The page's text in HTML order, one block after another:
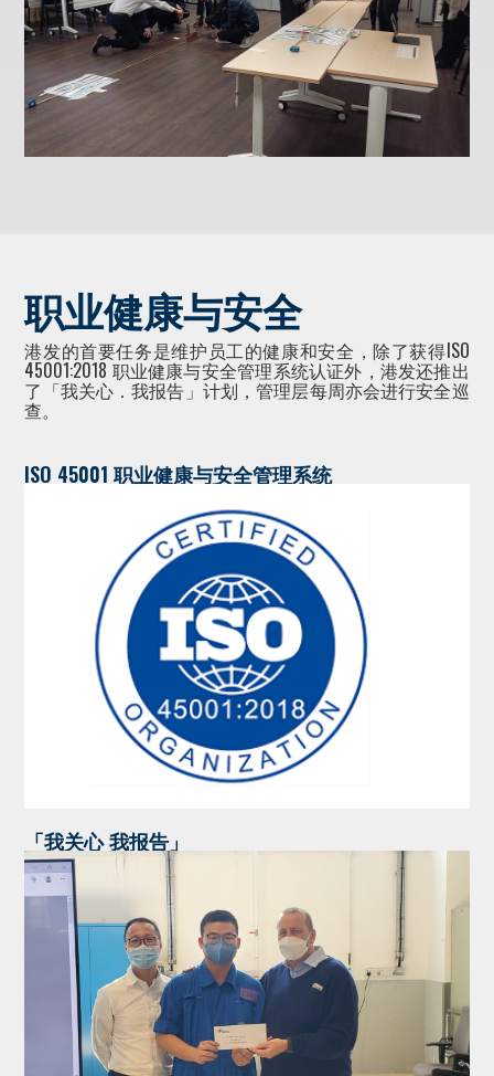
职业健康与安全
港发的首要任务是维护员工的健康和安全，除了获得ISO
45001:2018 职业健康与安全管理系统认证外，港发还推出
了「我关心．我报告」计划，管理层每周亦会进行安全巡
查。
ISO 45001 职业健康与安全管理系统
「我关心 我报告」